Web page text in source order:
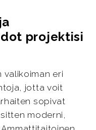
projektisi
valikoiman eri
jotta voit
sopivat
moderni,